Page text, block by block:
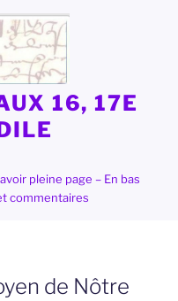
16, 17E
pleine page – En bas
commentaires
de Nôtre